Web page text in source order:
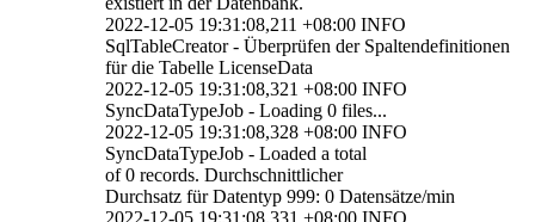
2022-12-05 19:31:08,211 +08:00 INFO
SqlTableCreator - Überprüfen der Spaltendefinitionen
für die Tabelle LicenseData
2022-12-05 19:31:08,321 +08:00 INFO
SyncDataTypeJob - Loading 0 files...
2022-12-05 19:31:08,328 +08:00 INFO
SyncDataTypeJob - Loaded a total
of 0 records. Durchschnittlicher
Durchsatz für Datentyp 999: 0 Datensätze/min